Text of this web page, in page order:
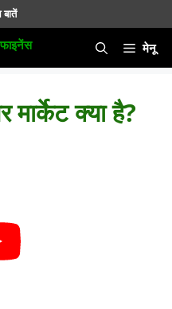
मेनू
मार्केट क्या है?